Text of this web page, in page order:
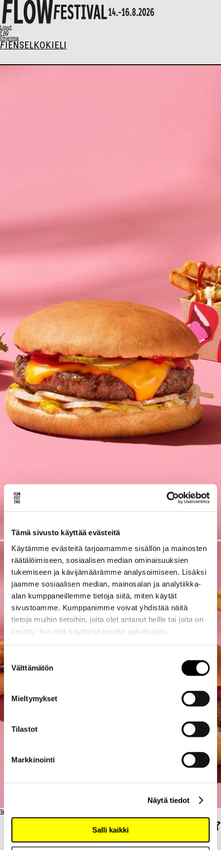
Tämä sivusto käyttää evästeitä
Käytämme evästeitä tarjoamamme sisällön ja mainosten
räätälöimiseen, sosiaalisen median ominaisuuksien
tukemiseen ja kävijämäärämme analysoimiseen. Lisäksi
jaamme sosiaalisen median, mainosalan ja analytiikka-
alan kumppaneillemme tietoja siitä, miten käytät
sivustoamme. Kumppanimme voivat yhdistää näitä
tietoja muihin tietoihin, joita olet antanut heille tai joita on
kerätty, kun olet käyttänyt heidän palvelujaan.
Suostumuksen
valinta
Välttämätön
Mieltymykset
Tilastot
Markkinointi
Näytä tiedot
Salli kaikki
Liput
FAQ
Ohjelma
FI ENSELKOKIELI
Ohjelma
Flow Festival
Meistä
Sustainable Flow
Yhteystiedot
Kumppanit
Media
Historia
Uutiset
Lue uusimmat
[YOUTUBE]
Takaisin ravintolalistaan